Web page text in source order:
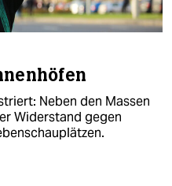
Neben den Massen
Widerstand gegen